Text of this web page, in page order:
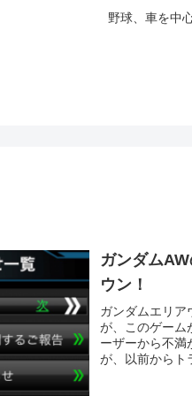
野球、車を中
ガンダム
ウン！
ガンダムエリア
が、このゲーム
ーザーから不満
が、以前からト